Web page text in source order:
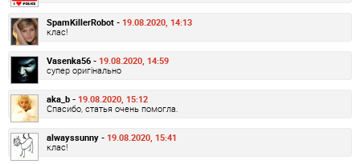
SpamKillerRobot - 19.08.2020, 14:13
клас!
Vasenka56 - 19.08.2020, 14:59
супер оригінально
aka_b - 19.08.2020, 15:12
Спасибо, статья очень помогла.
alwayssunny - 19.08.2020, 15:41
клас!